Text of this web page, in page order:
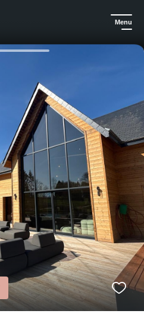
Menu
Un soggiorno eccezionale al gîte Comme au Canada - 20 persone